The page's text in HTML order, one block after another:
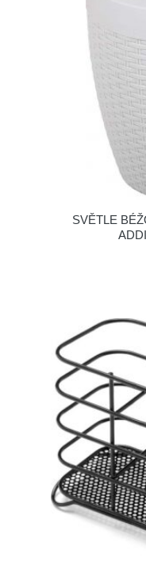
SVĚTLE